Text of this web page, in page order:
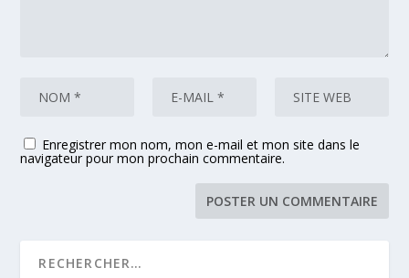
Enregistrer mon nom, mon e-mail et mon site dans le
navigateur pour mon prochain commentaire.